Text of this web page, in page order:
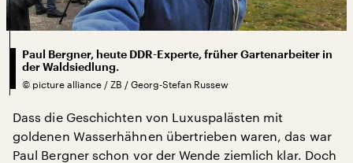
Paul Bergner, heute DDR-Experte, früher Gartenarbeiter in
der Waldsiedlung.
© picture alliance / ZB / Georg-Stefan Russew
Dass die Geschichten von Luxuspalästen mit
goldenen Wasserhähnen übertrieben waren, das war
Paul Bergner schon vor der Wende ziemlich klar. Doch